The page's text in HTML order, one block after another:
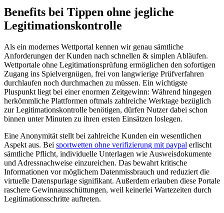
Benefits bei Tippen ohne jegliche
Legitimationskontrolle
Als ein modernes Wettportal kennen wir genau sämtliche
Anforderungen der Kunden nach schnellen & simplen Abläufen.
Wettportale ohne Legitimationsprüfung ermöglichen den sofortigen
Zugang ins Spielvergnügen, frei von langwierige Prüfverfahren
durchlaufen noch durchmachen zu müssen. Ein wichtigste
Pluspunkt liegt bei einer enormen Zeitgewinn: Während hingegen
herkömmliche Plattformen oftmals zahlreiche Werktage bezüglich
zur Legitimationskontrolle benötigen, dürfen Nutzer dabei schon
binnen unter Minuten zu ihren ersten Einsätzen loslegen.
Eine Anonymität stellt bei zahlreiche Kunden ein wesentlichen
Aspekt aus. Bei sportwetten ohne verifizierung mit paypal erlischt
sämtliche Pflicht, individuelle Unterlagen wie Ausweisdokumente
und Adressnachweise einzureichen. Das bewahrt kritische
Informationen vor möglichem Datenmissbrauch und reduziert die
virtuelle Datenspurlage signifikant. Außerdem erlauben diese Portale
raschere Gewinnausschüttungen, weil keinerlei Wartezeiten durch
Legitimationsschritte auftreten.